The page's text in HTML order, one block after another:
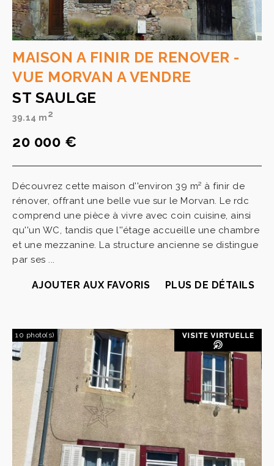
MAISON A FINIR DE RENOVER -
VUE MORVAN A VENDRE
ST SAULGE
39.14 m2
20 000 €
Découvrez cette maison d''environ 39 m² à finir de
rénover, offrant une belle vue sur le Morvan. Le rdc
comprend une pièce à vivre avec coin cuisine, ainsi
qu''un WC, tandis que l''étage accueille une chambre
et une mezzanine. La structure ancienne se distingue
par ses ...
AJOUTER AUX FAVORIS PLUS DE DÉTAILS
10 photo(s)